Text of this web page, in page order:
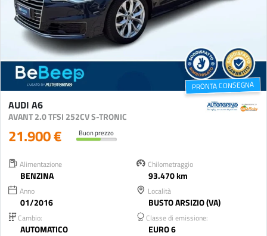
PRONTA CONSEGNA
AUDI A6
AVANT 2.0 TFSI 252CV S-TRONIC
21.900 € Buon prezzo
Alimentazione
BENZINA
Chilometraggio
93.470 km
Anno
01/2016
Località
BUSTO ARSIZIO (VA)
Cambio:
AUTOMATICO
Classe di emissione:
EURO 6